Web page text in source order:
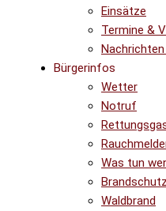
Einsätze
Termine &
Bürgerinfos
Wetter
Notruf
Was tun
Waldbrand